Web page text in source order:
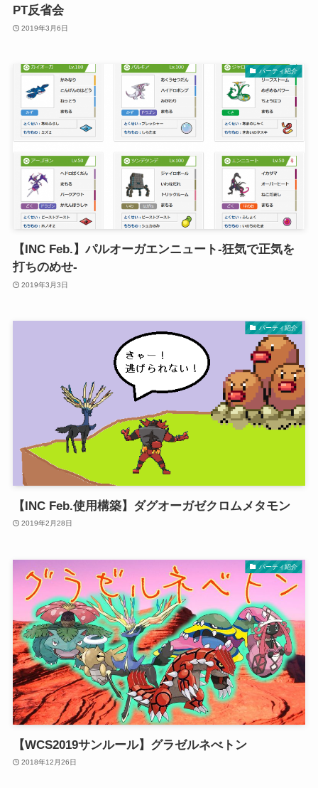
PT反省会
2019年3月6日
パーティ紹介
【INC Feb.】パルオーガエンニュート-狂気で正気を
打ちのめせ-
2019年3月3日
パーティ紹介
【INC Feb.使用構築】ダグオーガゼクロムメタモン
2019年2月28日
パーティ紹介
【WCS2019サンルール】グラゼルネべトン
2018年12月26日